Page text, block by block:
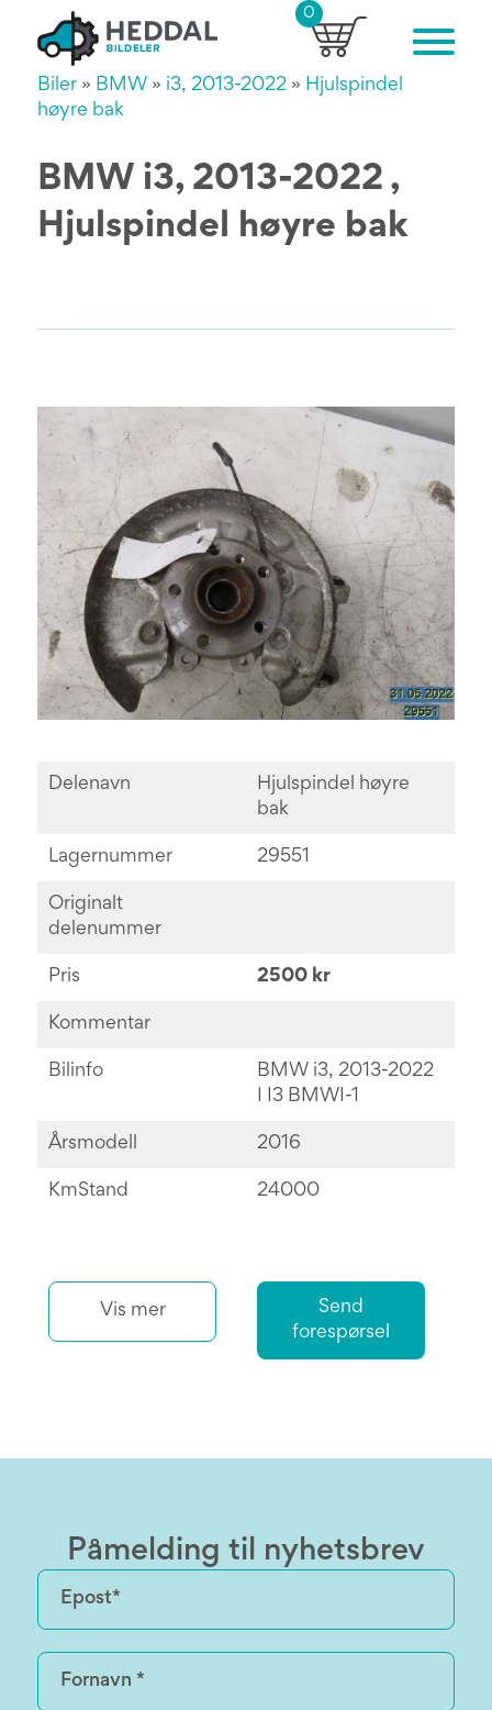
0
Biler » BMW » i3, 2013-2022 » Hjulspindel
høyre bak
BMW i3, 2013-2022 ,
Hjulspindel høyre bak
Delenavn
Hjulspindel høyre
bak
Lagernummer 29551
Originalt
delenummer
Pris 2500 kr
Kommentar
Bilinfo
BMW i3, 2013-2022
I I3 BMWI-1
Årsmodell 2016
KmStand 24000
Vis mer
Send
forespørsel
Påmelding til nyhetsbrev